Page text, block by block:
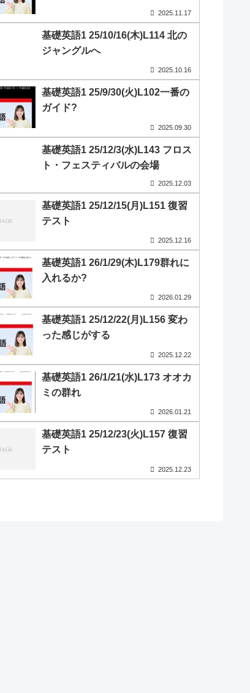
2025.11.17
基礎英語1 25/10/16(木)L114 北の
ジャングルへ
2025.10.16
基礎英語1 25/9/30(火)L102一番の
ガイド?
2025.09.30
基礎英語1 25/12/3(水)L143 フロス
ト・フェスティバルの会場
2025.12.03
基礎英語1 25/12/15(月)L151 復習
テスト
2025.12.16
基礎英語1 26/1/29(木)L179群れに
入れるか?
2026.01.29
基礎英語1 25/12/22(月)L156 変わ
った感じがする
2025.12.22
基礎英語1 26/1/21(水)L173 オオカ
ミの群れ
2026.01.21
基礎英語1 25/12/23(火)L157 復習
テスト
2025.12.23